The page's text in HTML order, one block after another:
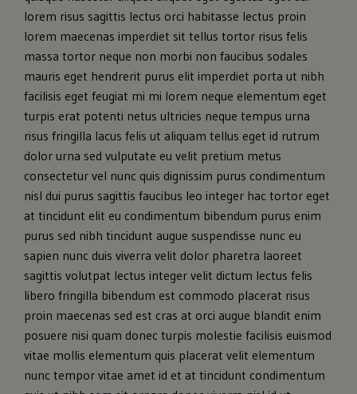
lorem risus sagittis lectus orci habitasse lectus proin
lorem maecenas imperdiet sit tellus tortor risus felis
massa tortor neque non morbi non faucibus sodales
mauris eget hendrerit purus elit imperdiet porta ut nibh
facilisis eget feugiat mi mi lorem neque elementum eget
turpis erat potenti netus ultricies neque tempus urna
risus fringilla lacus felis ut aliquam tellus eget id rutrum
dolor urna sed vulputate eu velit pretium metus
consectetur vel nunc quis dignissim purus condimentum
nisl dui purus sagittis faucibus leo integer hac tortor eget
at tincidunt elit eu condimentum bibendum purus enim
purus sed nibh tincidunt augue suspendisse nunc eu
sapien nunc duis viverra velit dolor pharetra laoreet
sagittis volutpat lectus integer velit dictum lectus felis
libero fringilla bibendum est commodo placerat risus
proin maecenas sed est cras at orci augue blandit enim
posuere nisi quam donec turpis molestie facilisis euismod
vitae mollis elementum quis placerat velit elementum
nunc tempor vitae amet id et at tincidunt condimentum